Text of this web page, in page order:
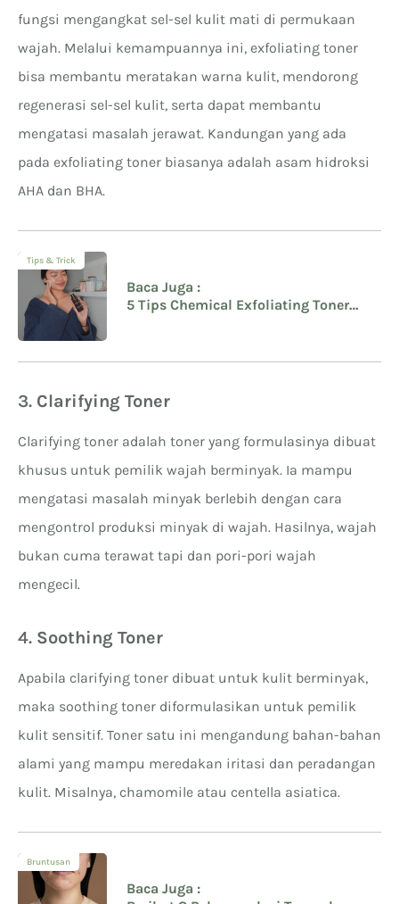
fungsi mengangkat sel-sel kulit mati di permukaan
wajah. Melalui kemampuannya ini, exfoliating toner
bisa membantu meratakan warna kulit, mendorong
regenerasi sel-sel kulit, serta dapat membantu
mengatasi masalah jerawat. Kandungan yang ada
pada exfoliating toner biasanya adalah asam hidroksi
AHA dan BHA.
Tips & Trick
Baca Juga :
5 Tips Chemical Exfoliating Toner
3. Clarifying Toner
Clarifying toner adalah toner yang formulasinya dibuat
khusus untuk pemilik wajah berminyak. Ia mampu
mengatasi masalah minyak berlebih dengan cara
mengontrol produksi minyak di wajah. Hasilnya, wajah
bukan cuma terawat tapi dan pori-pori wajah
mengecil.
4. Soothing Toner
Apabila clarifying toner dibuat untuk kulit berminyak,
maka soothing toner diformulasikan untuk pemilik
kulit sensitif. Toner satu ini mengandung bahan-bahan
alami yang mampu meredakan iritasi dan peradangan
kulit. Misalnya, chamomile atau centella asiatica.
Bruntusan
Baca Juga :